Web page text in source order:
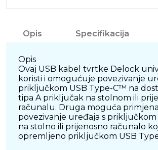
Opis Specifikacija
Opis
Ovaj USB kabel tvrtke Delock
koristi i omogućuje povezivanje
priključkom USB Type-C™ na
tipa A priključak na stolnom ili
računalu. Druga moguća
povezivanje uređaja s priključkom
na stolno ili prijenosno računalo
opremljeno priključkom USB